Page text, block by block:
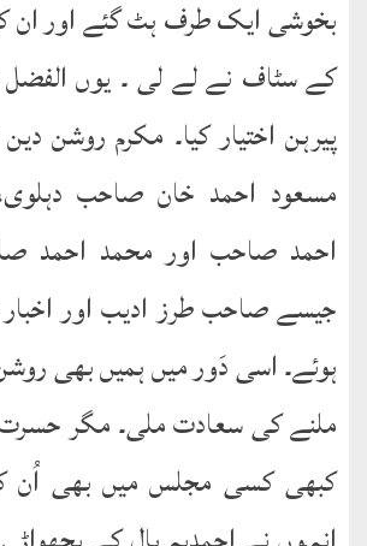
English
Books
دریچۂ
راہنمائی
متفرق
کتب
مِرقاتُ
الیقین
فی
حَیاتِ
نورالدّین
متفرق
بخوشی ایک طرف ہٹ گئے اور
کے سٹاف نے لے لی ۔ یوں
پیرہن اختیار کیا۔ مکرم روشن
مسعود احمد خان صاحب
احمد صاحب اور محمد احمد
جیسے صاحب طرز ادیب اور
ہوئے۔ اسی دَور میں ہمیں بھی
ملنے کی سعادت ملی۔ مگر
کبھی کسی مجلس میں بھی اُن